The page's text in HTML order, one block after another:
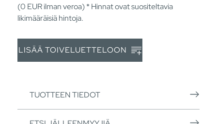
(0 EURilman veroa) * Hinnat ovat suositeltavia
likimääräisiä hintoja.
LISÄÄ TOIVELUETTELOON
TUOTTEEN TIEDOT